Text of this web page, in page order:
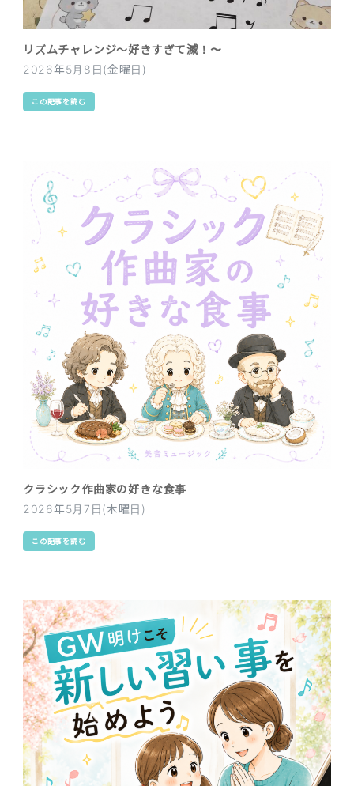
リズムチャレンジ〜好きすぎて滅！〜
2026年5月8日(金曜日)
この記事を読む
クラシック作曲家の好きな食事
2026年5月7日(木曜日)
この記事を読む